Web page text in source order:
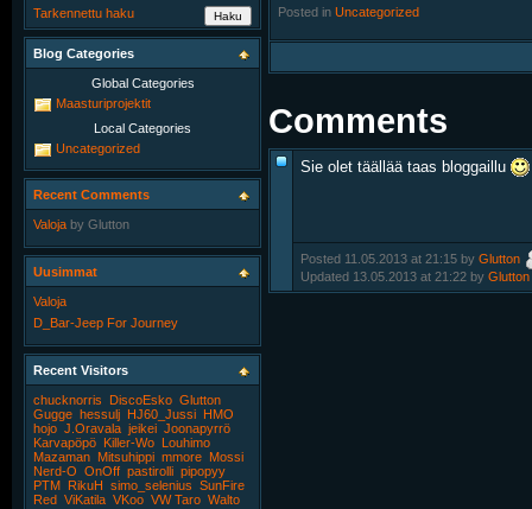
Posted in Uncategorized
Comments
Sie olet täällää taas bloggaillu
Posted 11.05.2013 at 21:15 by Glutton
Updated 13.05.2013 at 21:22 by Glutton
Tarkennettu haku
Blog Categories
Global Categories
Maasturiprojektit
Local Categories
Uncategorized
Recent Comments
Valoja by Glutton
Uusimmat
Valoja
D_Bar-Jeep For Journey
Recent Visitors
chucknorris DiscoEsko Glutton
Gugge hessulj HJ60_Jussi
HMO
hojo J.Oravala jeikei Joonapyrrö
Karvapöpö
Killer-Wo
Louhimo
Mazaman Mitsuhippi mmore Mossi
Nerd-O OnOff pastirolli pipopyy
PTM
RikuH simo_selenius SunFire
Red ViKatila VKoo VW Taro Walto